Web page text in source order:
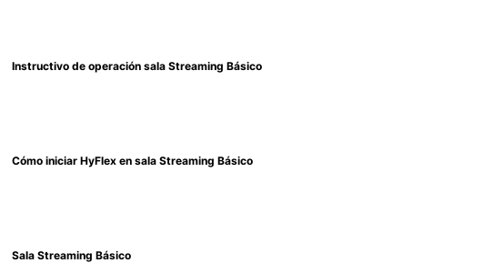
Instructivo de operación sala Streaming Básico
Cómo iniciar HyFlex en sala Streaming Básico
Sala Streaming Básico